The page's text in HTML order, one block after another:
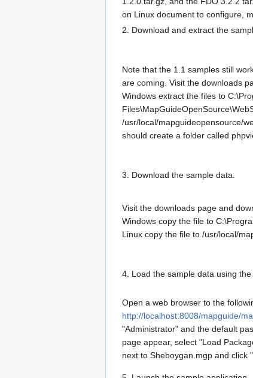
on Linux document to configure,
2. Download and extract the
Note that the 1.1 samples still
are coming. Visit the downloads
Windows extract the files to
/usr/local/mapguideopensource/
should create a folder called
3. Download the sample data.
Visit the downloads page and
Windows copy the file to
Linux copy the file to /usr/local/
4. Load the sample data using
Open a web browser to the
http://localhost:8008/mapguide/
"Administrator" and the default
page appear, select "Load
next to Sheboygan.mgp and click